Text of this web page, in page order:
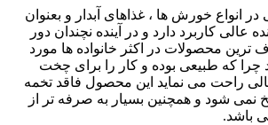
انواع خورش ها ، غذاهای آبدار و بعنوان
کاربرد دارد و در آینده نچندان دور
ترین محصولات در اکثر خانواده ها مورد
چرا که طبیعی بوده و کار را برای چخت
راحت می نماید این محصول فاقد تخمه
نمی شود و همچنین بسیار به صرفه تر از
باشد.